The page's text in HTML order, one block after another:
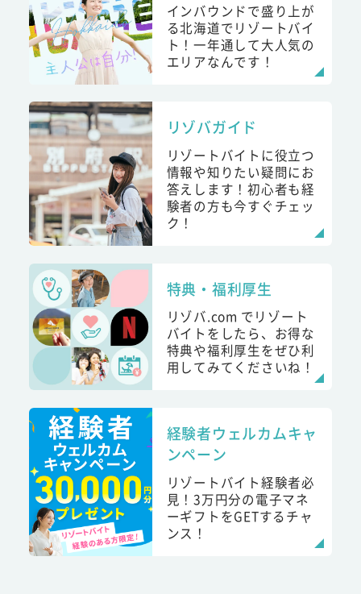
インバウンドで盛り上が
る北海道でリゾートバイ
ト！一年通して大人気の
エリアなんです！
リゾバガイド
リゾートバイトに役立つ
情報や知りたい疑問にお
答えします！初心者も経
験者の方も今すぐチェッ
ク！
特典・福利厚生
リゾバ.com でリゾート
バイトをしたら、お得な
特典や福利厚生をぜひ利
用してみてくださいね！
経験者ウェルカムキャ
ンペーン
リゾートバイト経験者必
見！3万円分の電子マネ
ーギフトをGETするチャ
ンス！